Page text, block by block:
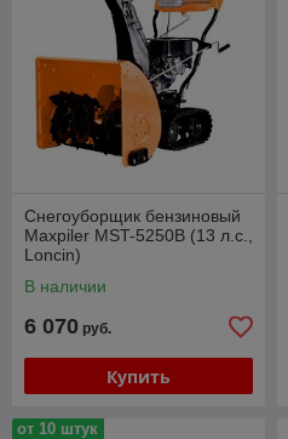
Снегоуборщик бензиновый
Maxpiler MST-5250B (13 л.с.,
Loncin)
В наличии
6 070 руб.
Купить
от 10 штук